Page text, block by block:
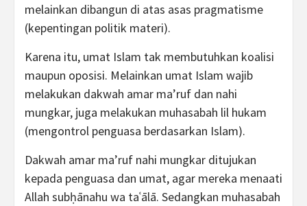
melainkan dibangun di atas asas pragmatisme
(kepentingan politik materi).
Karena itu, umat Islam tak membutuhkan koalisi
maupun oposisi. Melainkan umat Islam wajib
melakukan dakwah amar ma’ruf dan nahi
mungkar, juga melakukan muhasabah lil hukam
(mengontrol penguasa berdasarkan Islam).
Dakwah amar ma’ruf nahi mungkar ditujukan
kepada penguasa dan umat, agar mereka menaati
Allah subḥānahu wa taʿālā. Sedangkan muhasabah